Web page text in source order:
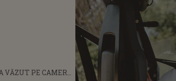
VĂZUT PE CAMERA